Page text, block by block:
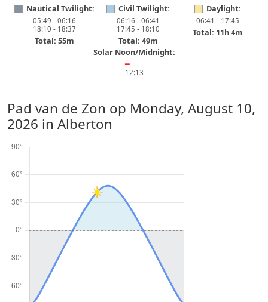
Nautical Twilight:
05:49 - 06:16
18:10 - 18:37
Total: 55m
Civil Twilight:
06:16 - 06:41
17:45 - 18:10
Total: 49m
Daylight:
06:41 - 17:45
Total: 11h 4m
Solar Noon/Midnight:
━
12:13
Pad van de Zon op Monday, August 10,
2026 in Alberton